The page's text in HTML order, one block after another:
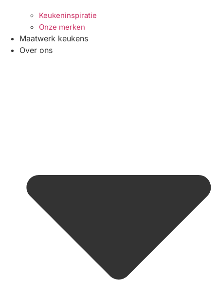
Keukeninspiratie
Onze merken
Maatwerk keukens
Over ons